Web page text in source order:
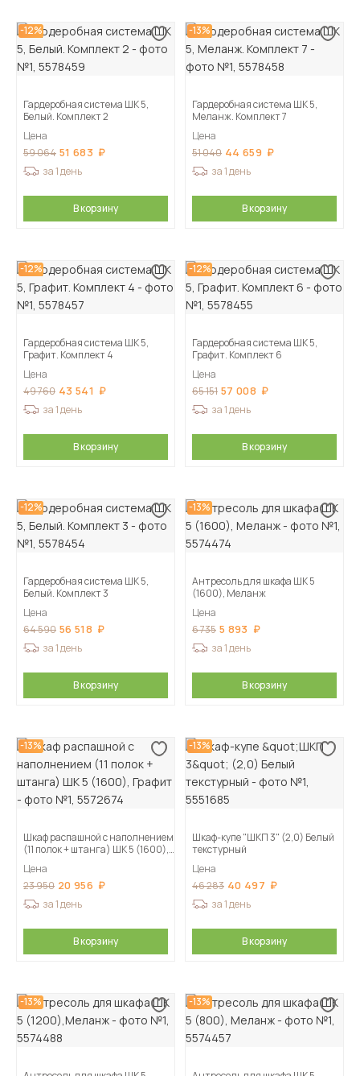
-12%
Гардеробная система ШК 5,
Белый. Комплект 2
Цена
59 064 51 683
за 1 день
В корзину
-13%
Гардеробная система ШК 5,
Меланж. Комплект 7
Цена
51 040 44 659
за 1 день
В корзину
-12%
Гардеробная система ШК 5,
Графит. Комплект 4
Цена
49 760 43 541
за 1 день
В корзину
-12%
Гардеробная система ШК 5,
Графит. Комплект 6
Цена
65 151 57 008
за 1 день
В корзину
-12%
Гардеробная система ШК 5,
Белый. Комплект 3
Цена
64 590 56 518
за 1 день
В корзину
-13%
Антресоль для шкафа ШК 5
(1600), Меланж
Цена
6 735 5 893
за 1 день
В корзину
-13%
Шкаф распашной с наполнением
(11 полок + штанга) ШК 5 (1600),
Цена
23 950 20 956
за 1 день
В корзину
-13%
Шкаф-купе "ШКП 3" (2,0) Белый
текстурный
Цена
46 283 40 497
за 1 день
В корзину
-13% -13%